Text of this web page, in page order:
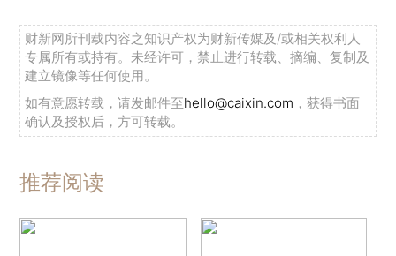
财新网所刊载内容之知识产权为财新传媒及/或相关权利人
专属所有或持有。未经许可，禁止进行转载、摘编、复制及
建立镜像等任何使用。
如有意愿转载，请发邮件至hello@caixin.com ，获得书面
确认及授权后，方可转载。
推荐阅读